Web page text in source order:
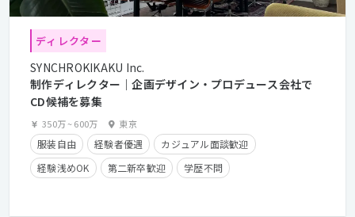
ディレクター
SYNCHROKIKAKU Inc.
制作ディレクター｜企画デザイン・プロデュース会社で
CD候補を募集
350万~600万 東京
服装自由 経験者優遇
カジュアル面談歓迎
経験浅めOK
第二新卒歓迎
学歴不問